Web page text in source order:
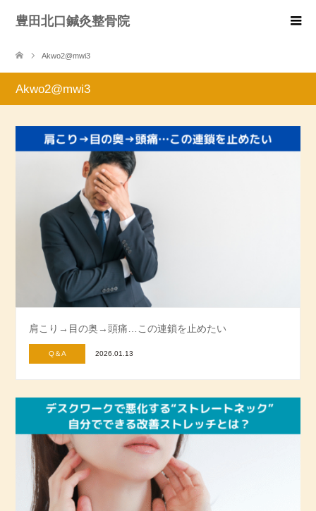
豊田北口鍼灸整骨院
Akwo2@mwi3
Akwo2@mwi3
肩こり→目の奥→頭痛…この連鎖を止めたい
Q＆A 2026.01.13